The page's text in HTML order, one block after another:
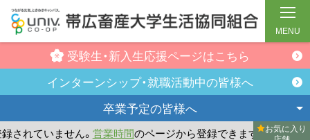
受験生・新入生応援ページはこちら
インターンシップ・就職活動中の皆様へ
卒業予定の皆様へ
れていません。営業時間のページから登録できます。 ま
お気に入り
MENU